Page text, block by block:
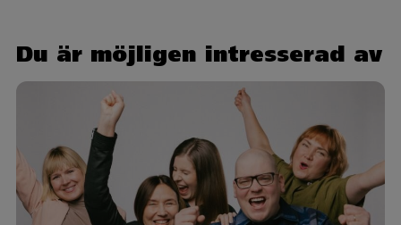
Du är möjligen intresserad av